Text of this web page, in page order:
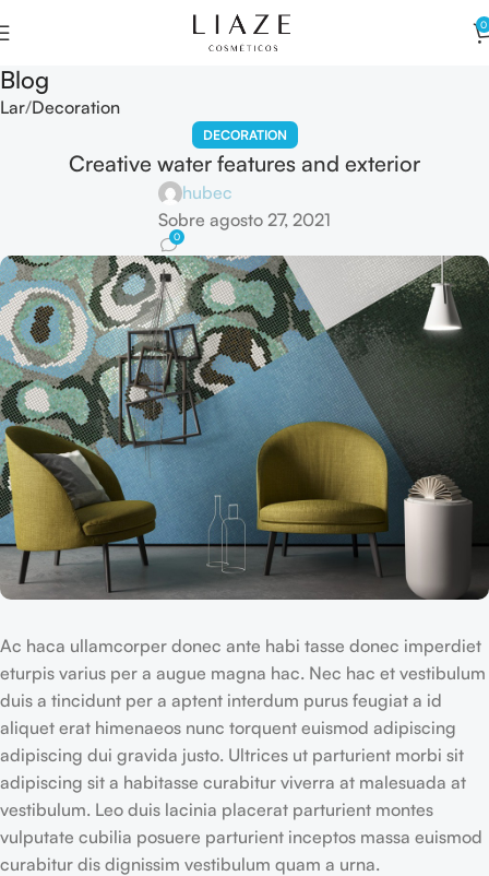
0
Blog
Lar Decoration
DECORATION
Creative water features and exterior
hubec
Sobre agosto 27, 2021
0
Ac haca ullamcorper donec ante habi tasse donec imperdiet
eturpis varius per a augue magna hac. Nec hac et vestibulum
duis a tincidunt per a aptent interdum purus feugiat a id
aliquet erat himenaeos nunc torquent euismod adipiscing
adipiscing dui gravida justo. Ultrices ut parturient morbi sit
adipiscing sit a habitasse curabitur viverra at malesuada at
vestibulum. Leo duis lacinia placerat parturient montes
vulputate cubilia posuere parturient inceptos massa euismod
curabitur dis dignissim vestibulum quam a urna.